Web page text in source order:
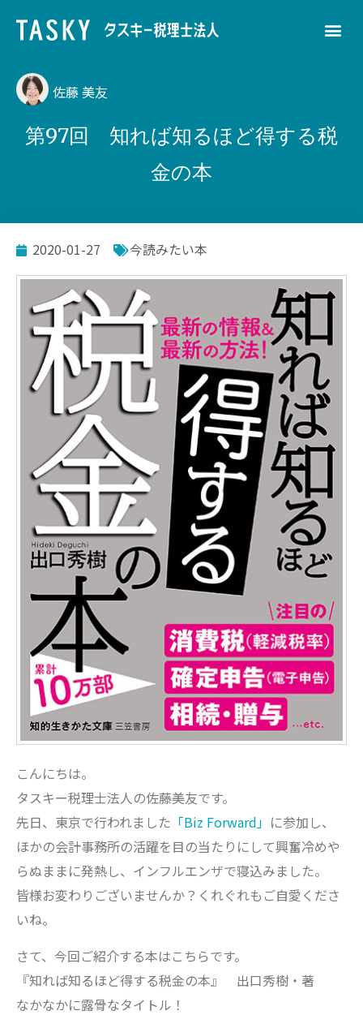
佐藤 美友
第97回 知れば知るほど得する税
金の本
2020-01-27 今読みたい本
こんにちは。
タスキー税理士法人の佐藤美友です。
先日、東京で行われました 「Biz Forward」 に参加し、
ほかの会計事務所の活躍を目の当たりにして興奮冷めや
らぬままに発熱し、インフルエンザで寝込みました。
皆様お変わりございませんか？くれぐれもご自愛くださ
いね。
さて、今回ご紹介する本はこちらです。
『知れば知るほど得する税金の本』 出口秀樹・著
なかなかに露骨なタイトル！